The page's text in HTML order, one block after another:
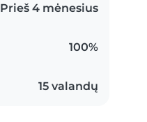
Prieš 4 mėnesius
100%
15 valandų